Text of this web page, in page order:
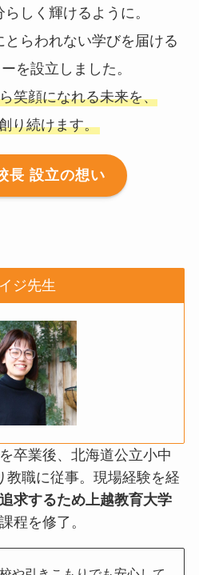
しく輝けるように。
らわれない学びを届ける
を設立しました。
笑顔になれる未来を、
り続けます。
長 設立の想い
ジ先生
卒業後、北海道公立小中
教職に従事。現場経験を経
求するため上越教育大学
程を修了。